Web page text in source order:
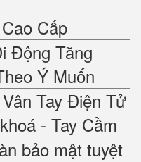
Cấp
Động Tăng
Ý Muốn
Tay Điện Tử
- Tay Cầm
bảo mật tuyệt